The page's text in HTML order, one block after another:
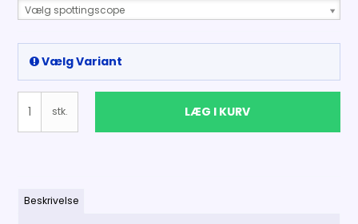
Vælg spottingscope
Vælg Variant
stk. LÆG I KURV
Beskrivelse